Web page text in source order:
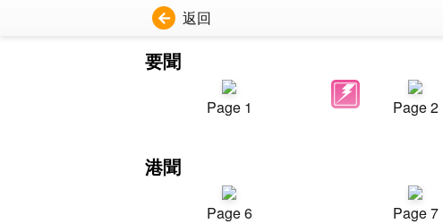
返回
要聞
Page 1 Page 2
港聞
Page 6 Page 7